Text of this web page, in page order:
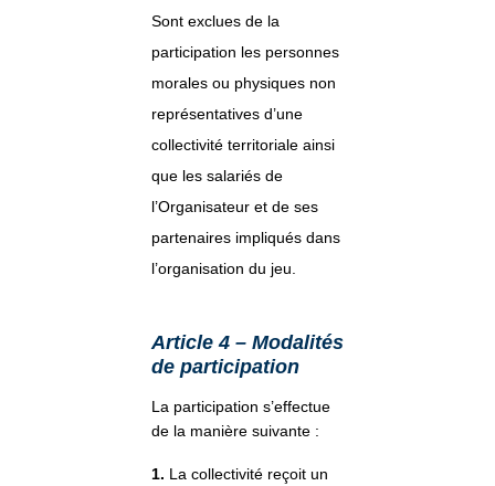
Sont exclues de la
participation les personnes
morales ou physiques non
représentatives d’une
collectivité territoriale ainsi
que les salariés de
l’Organisateur et de ses
partenaires impliqués dans
l’organisation du jeu.
Article 4 – Modalités
de participation
La participation s’effectue
de la manière suivante :
1. La collectivité reçoit un